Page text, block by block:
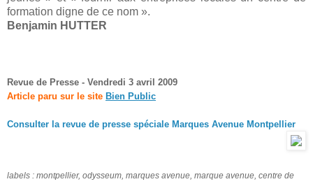
formation digne de ce nom ».
Benjamin HUTTER
Revue de Presse - Vendredi 3 avril 2009
Article paru sur le site Bien Public
Consulter la revue de presse spéciale Marques Avenue Montpellier
labels : montpellier, odysseum, marques avenue, marque avenue, centre de